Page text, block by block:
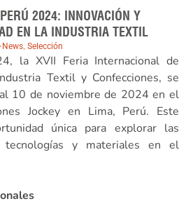
2024: INNOVACIÓN Y
EN LA INDUSTRIA TEXTIL
News, Selección
la XVII Feria Internacional de
Textil y Confecciones, se
10 de noviembre de 2024 en el
Jockey en Lima, Perú. Este
única para explorar las
tecnologías y materiales en el